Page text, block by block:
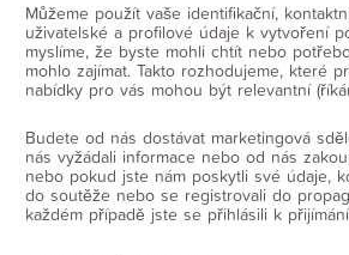
Můžeme použít vaše identifikační,
uživatelské a profilové údaje k vytvoření
myslíme, že byste mohli chtít nebo
mohlo zajímat. Takto rozhodujeme, které
nabídky pro vás mohou být relevantní
Budete od nás dostávat marketingová
nás vyžádali informace nebo od nás
nebo pokud jste nám poskytli své údaje,
do soutěže nebo se registrovali do
každém případě jste se přihlásili k